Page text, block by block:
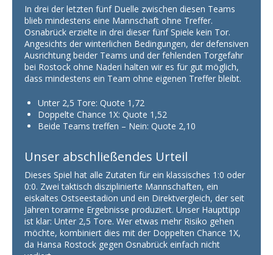
In drei der letzten fünf Duelle zwischen diesen Teams
blieb mindestens eine Mannschaft ohne Treffer.
Osnabrück erzielte in drei dieser fünf Spiele kein Tor.
Angesichts der winterlichen Bedingungen, der defensiven
Ausrichtung beider Teams und der fehlenden Torgefahr
bei Rostock ohne Naderi halten wir es für gut möglich,
dass mindestens ein Team ohne eigenen Treffer bleibt.
Unter 2,5 Tore: Quote 1,72
Doppelte Chance 1X: Quote 1,52
Beide Teams treffen – Nein: Quote 2,10
Unser abschließendes Urteil
Dieses Spiel hat alle Zutaten für ein klassisches 1:0 oder
0:0. Zwei taktisch disziplinierte Mannschaften, ein
eiskaltes Ostseestadion und ein Direktvergleich, der seit
Jahren torarme Ergebnisse produziert. Unser Haupttipp
ist klar: Unter 2,5 Tore. Wer etwas mehr Risiko gehen
möchte, kombiniert dies mit der Doppelten Chance 1X,
da Hansa Rostock gegen Osnabrück einfach nicht